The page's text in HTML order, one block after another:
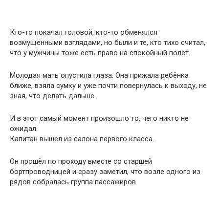
Кто-то покачал головой, кто-то обменялся
возмущёнными взглядами, но были и те, кто тихо считал,
что у мужчины тоже есть право на спокойный полёт.
Молодая мать опустила глаза. Она прижала ребёнка
ближе, взяла сумку и уже почти повернулась к выходу, не
зная, что делать дальше.
И в этот самый момент произошло то, чего никто не
ожидал.
Капитан вышел из салона первого класса.
Он прошёл по проходу вместе со старшей
бортпроводницей и сразу заметил, что возле одного из
рядов собралась группа пассажиров.